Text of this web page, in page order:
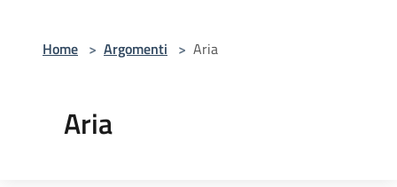
Home > Argomenti > Aria
Aria